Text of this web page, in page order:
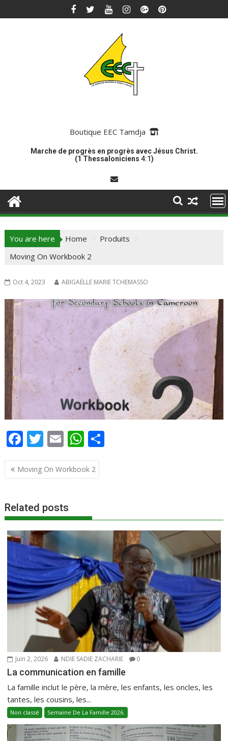
to
Boutique EEC Tamdja
Marche de progrès en progrès avec Jésus Christ.
(1 Thessaloniciens 4:1)
You are here Home
Produits
Moving On Workbook 2
Oct 4, 2023 ABIGAËLLE MARIE TCHEMASSO
F
ac
e
o
o
k
T
w
itt
E
m
ai
W
h
at
p
p
Navigation
de
Moving On Workbook 2
Related posts
Juin 2, 2026 NDIE SADIE ZACHARIE 0
La communication en famille
La famille inclut le père, la mère, les enfants, les oncles, les
tantes, les cousins, les...
Non classé Semaine De La Famille 2026.